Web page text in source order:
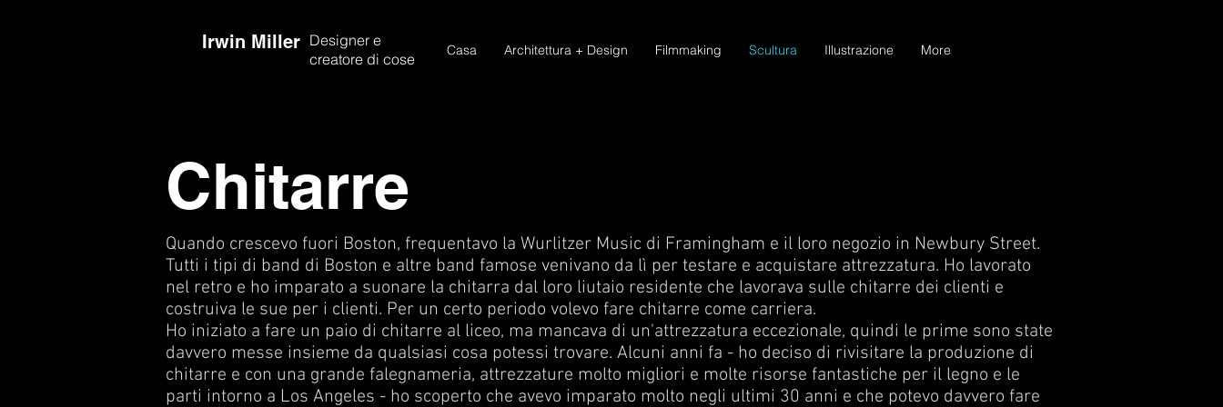
Irwin Miller Casa Architettura + Design Filmmaking Scultura Illustrazione More
Designer e
creatore di cose
Chitarre
Quando crescevo fuori Boston, frequentavo la Wurlitzer Music di Framingham e il loro negozio in Newbury Street.
Tutti i tipi di band di Boston e altre band famose venivano da lì per testare e acquistare attrezzatura. Ho lavorato
nel retro e ho imparato a suonare la chitarra dal loro liutaio residente che lavorava sulle chitarre dei clienti e
costruiva le sue per i clienti. Per un certo periodo volevo fare chitarre come carriera.
Ho iniziato a fare un paio di chitarre al liceo, ma mancava di un'attrezzatura eccezionale, quindi le prime sono state
davvero messe insieme da qualsiasi cosa potessi trovare. Alcuni anni fa - ho deciso di rivisitare la produzione di
chitarre e con una grande falegnameria, attrezzature molto migliori e molte risorse fantastiche per il legno e le
parti intorno a Los Angeles - ho scoperto che avevo imparato molto negli ultimi 30 anni e che potevo davvero fare